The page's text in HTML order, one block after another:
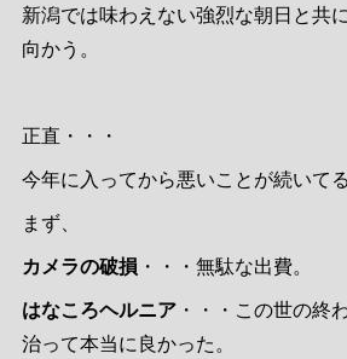
新潟では味わえない強烈な朝日と共
向かう。
正直・・・
今年に入ってから悪いことが続いてる
まず、
カメラの破損 ・・・無駄な出費。
はなころヘルニア ・・・この世の終
治って本当に良かった。